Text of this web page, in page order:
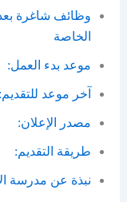
وظائف شاغرة
الخاصة
موعد بدء العمل:
آخر موعد للتقديم:
مصدر الإعلان:
طريقة التقديم:
نبذة عن مدرسة